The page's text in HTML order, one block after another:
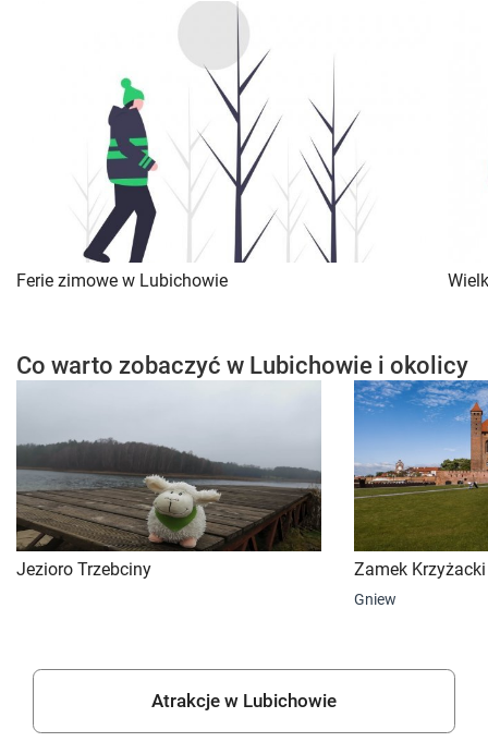
Ferie zimowe w Lubichowie
Co warto zobaczyć w Lubichowie i okolicy
Jezioro Trzebciny Zamek Krzyżacki
Gniew
Atrakcje w Lubichowie